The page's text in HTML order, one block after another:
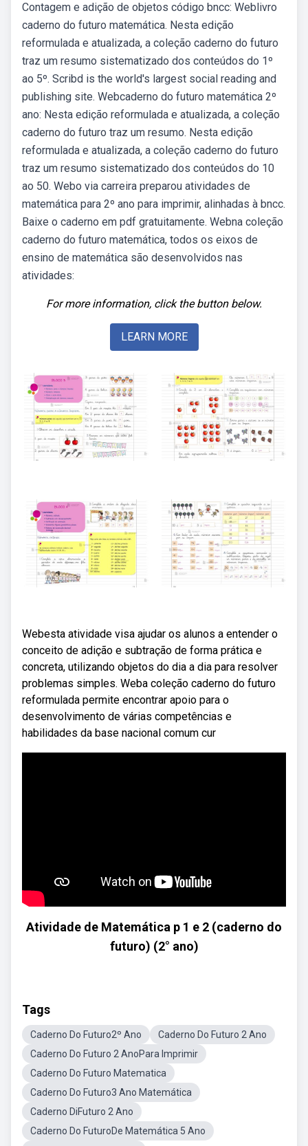
Contagem e adição de objetos código bncc: Weblivro
caderno do futuro matemática. Nesta edição
reformulada e atualizada, a coleção caderno do futuro
traz um resumo sistematizado dos conteúdos do 1º
ao 5º. Scribd is the world's largest social reading and
publishing site. Webcaderno do futuro matemática 2º
ano: Nesta edição reformulada e atualizada, a coleção
caderno do futuro traz um resumo. Nesta edição
reformulada e atualizada, a coleção caderno do futuro
traz um resumo sistematizado dos conteúdos do 10
ao 50. Webo via carreira preparou atividades de
matemática para 2º ano para imprimir, alinhadas à bncc.
Baixe o caderno em pdf gratuitamente. Webna coleção
caderno do futuro matemática, todos os eixos de
ensino de matemática são desenvolvidos nas
atividades:
For more information, click the button below.
LEARN MORE
Webesta atividade visa ajudar os alunos a entender o
conceito de adição e subtração de forma prática e
concreta, utilizando objetos do dia a dia para resolver
problemas simples. Weba coleção caderno do futuro
reformulada permite encontrar apoio para o
desenvolvimento de várias competências e
habilidades da base nacional comum cur
Atividade de Matemática p 1 e 2 (caderno do
futuro) (2° ano)
Tags
Caderno Do Futuro2º Ano
Caderno Do Futuro 2 Ano
Caderno Do Futuro 2 AnoPara Imprimir
Caderno Do Futuro Matematica
Caderno Do Futuro3 Ano Matemática
Caderno DiFuturo 2 Ano
Caderno Do FuturoDe Matemática 5 Ano